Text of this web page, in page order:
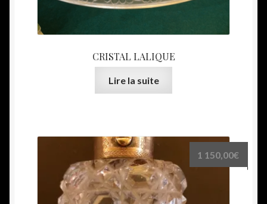
CRISTAL LALIQUE
Lire la suite
1 150,00€